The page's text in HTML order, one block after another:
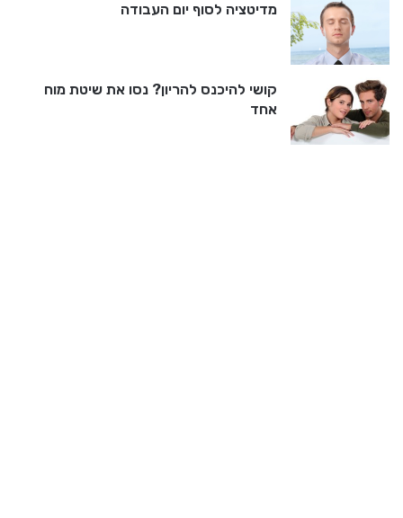
מדיטציה לסוף יום העבודה
קושי להיכנס להריון? נסו את שיטת מוח
אחד